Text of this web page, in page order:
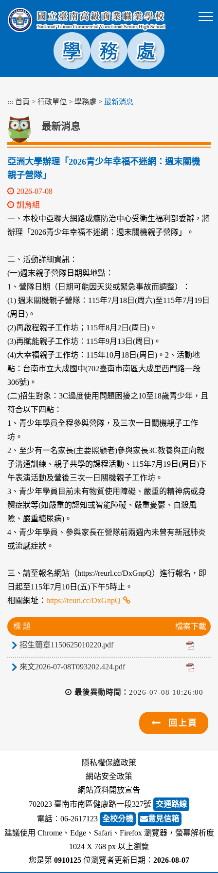
塊
::: 首頁 > 行政單位 > 學務處 > 最新消息
最新消息
亞洲大學辦理「2026青少年幸福不迷網：週末關機
親子營隊」
2026-07-08
訓育組
一、本校中亞聯大網路成癮防治中心受衛生福利部委辦，將
辦理「2026青少年幸福不迷網：週末關機親子營隊」。
二、活動詳細資訊：
(一)週末親子營隊日期與地點：
1、營隊日期（日期可能因天災或緊急事故而調整）：
(1) 週末關機親子營隊：115年7月18日(周六)至115年7月19日
(周日)。
(2)再啟程親子工作坊；115年8月2日(周日)。
(3)再賦能親子工作坊：115年9月13日(周日)。
(4)大幸福親子工作坊：115年10月18日(周日)。2、活動地
點：台南市立大成國中(702臺南市南區大成里西門路一段
306號)。
(二)招生對象：3C過度使用問題困擾之10至18歲青少年，且
符合以下四點：
1、青少年學員全程參與營隊，及三次一日關機親子工作
坊。
2、至少有一名家長(主要照顧者)參與家長3C教養與正向親
子溝通訓練、親子共學的課程活動、115年7月19日(周日)下
午表演活動及營後三次一日關機親子工作坊。
3、青少年學員目前未有物質使用障礙、嚴重的精神病或身
體症狀等(如嚴重的認知或智能障礙、嚴重憂鬱、自殺風
險、嚴重糖尿病)。
4、青少年學員、參與家長在營隊前兩週內未曾有新冠肺炎
或流感症狀。
三、請至報名網站（https://reurl.cc/DxGnpQ）進行報名，即
日起至115年7月10日(五)下午5時止。
相關網址： https://reurl.cc/DxGnpQ
標 題 檔案下載
招生簡章1150625010220.pdf
來文2026-07-08T093202.424.pdf
最後異動時間： 2026-07-08 10:26:00
回上頁
隱私權保護政策
網站安全政策
網站資料開放宣告
702023 臺南市南區健康路一段327號 交通路線
電話︰06-2617123 全校分機
意見信箱
建議使用 Chrome、Edge、Safari、Firefox 瀏覽器，螢幕解析度
1024 X 768 px 以上瀏覽
您是第 0910125 位瀏覽者更新日期： 2026-08-07